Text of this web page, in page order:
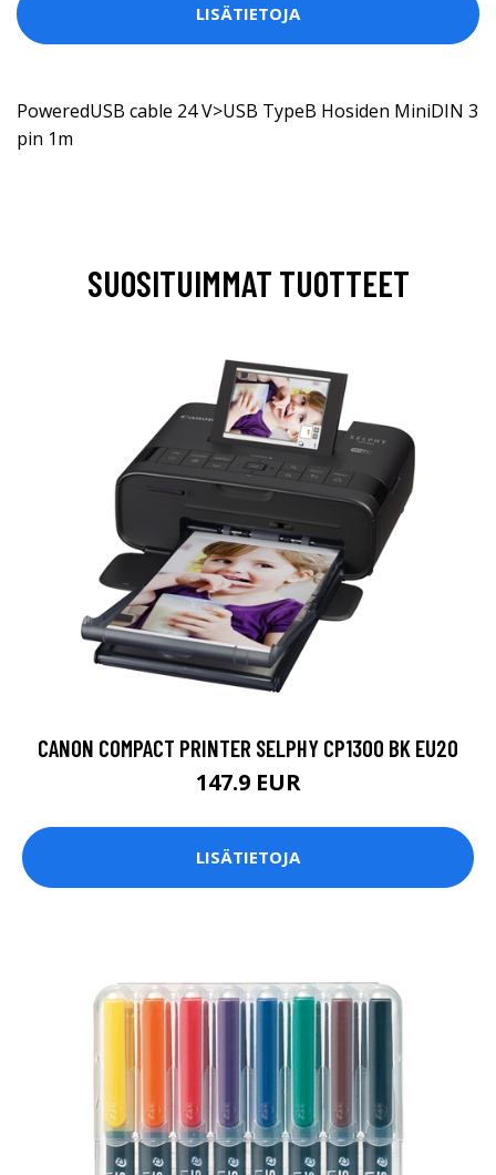
LISÄTIETOJA
PoweredUSB cable 24 V>USB TypeB Hosiden MiniDIN 3
pin 1m
SUOSITUIMMAT TUOTTEET
CANON COMPACT PRINTER SELPHY CP1300 BK EU20
147.9 EUR
LISÄTIETOJA